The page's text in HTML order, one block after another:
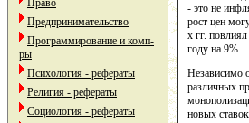
Право
Предпринимательство
Программирование и комп-
ры
Психология - рефераты
Религия - рефераты
Социология - рефераты
- это не
рост цен
х гг.
году на 9%.
Независимо
различных
новых